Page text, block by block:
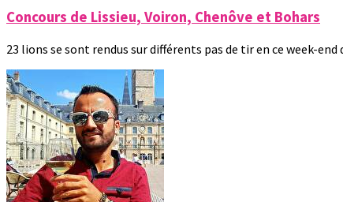
Concours de Lissieu, Voiron, Chenôve et Bohars
23 lions se sont rendus sur différents pas de tir en ce week-end